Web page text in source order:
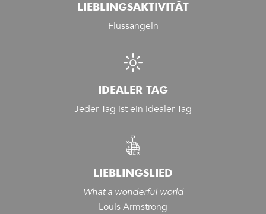
LIEBLINGSAKTIVITÄT
Flussangeln
IDEALER TAG
Jeder Tag ist ein idealer Tag
LIEBLINGSLIED
What a wonderful world
Louis Armstrong